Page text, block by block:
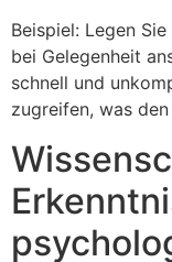
Beispiel: Legen
bei Gelegenheit
schnell und
zugreifen, was